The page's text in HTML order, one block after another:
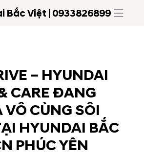
Bắc Việt | 0933826899
– HYUNDAI
CARE ĐANG
VÔ CÙNG SÔI
HYUNDAI BẮC
PHÚC YÊN